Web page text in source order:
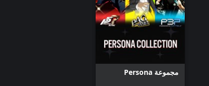
مجموعة Persona